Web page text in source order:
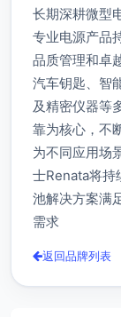
长期深耕微型
专业电源产品
品质管理和卓
汽车钥匙、智
及精密仪器等
靠为核心，不
为不同应用场
士Renata将持
池解决方案满
需求
返回品牌列表